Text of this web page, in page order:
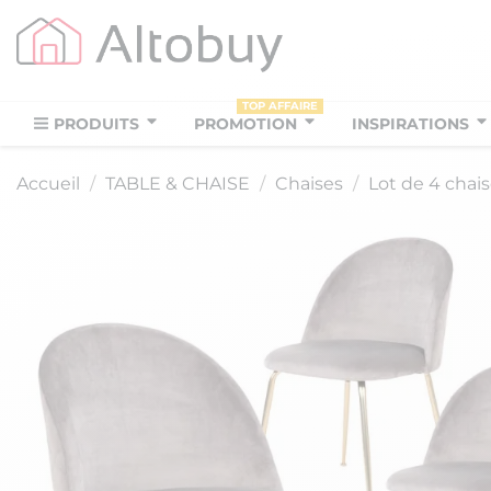
PRODUITS PROMOTION
TOP AFFAIRE
INSPIRATIONS
Accueil TABLE & CHAISE Chaises Lot de 4